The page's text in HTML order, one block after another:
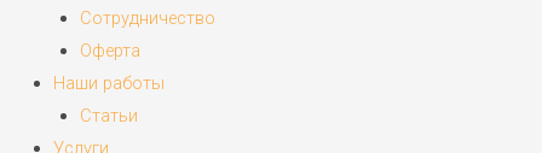
Сотрудничество
Оферта
Наши работы
Статьи
Услуги